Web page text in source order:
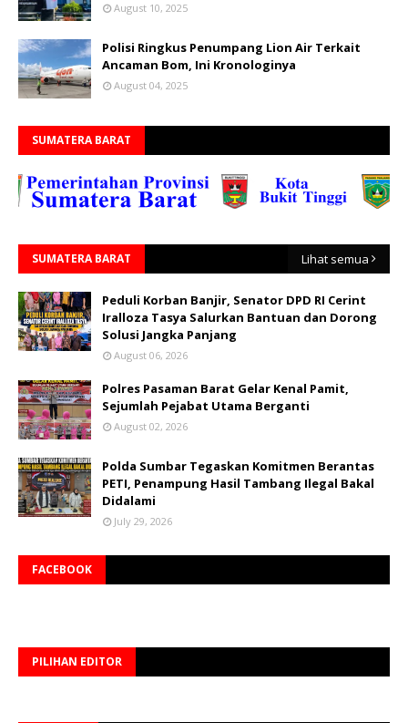
August 10, 2025
Polisi Ringkus Penumpang Lion Air Terkait
Ancaman Bom, Ini Kronologinya
August 04, 2025
SUMATERA BARAT
SUMATERA BARAT Lihat semua
Peduli Korban Banjir, Senator DPD RI Cerint
Iralloza Tasya Salurkan Bantuan dan Dorong
Solusi Jangka Panjang
August 06, 2026
Polres Pasaman Barat Gelar Kenal Pamit,
Sejumlah Pejabat Utama Berganti
August 02, 2026
Polda Sumbar Tegaskan Komitmen Berantas
PETI, Penampung Hasil Tambang Ilegal Bakal
Didalami
July 29, 2026
FACEBOOK
PILIHAN EDITOR